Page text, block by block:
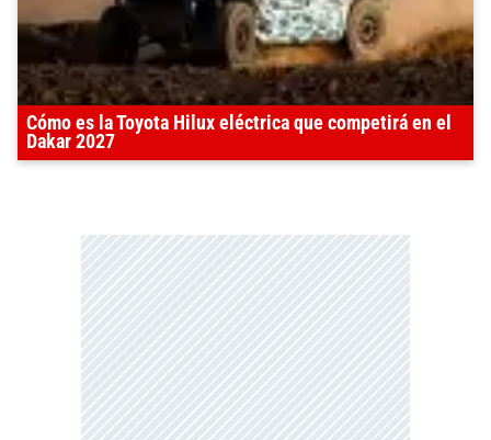
Cómo es la Toyota Hilux eléctrica que competirá en el
Dakar 2027